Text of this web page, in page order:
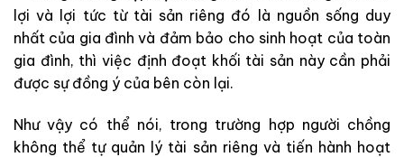
lợi và lợi tức từ tài sản riêng đó là nguồn sống duy
nhất của gia đình và đảm bảo cho sinh hoạt của toàn
gia đình, thì việc định đoạt khối tài sản này cần phải
được sự đồng ý của bên còn lại.
Như vậy có thể nói, trong trường hợp người chồng
không thể tự quản lý tài sản riêng và tiến hành hoạt